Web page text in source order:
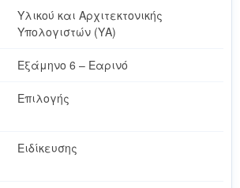
Υλικού και Αρχιτεκτονικής
Υπολογιστών (ΥΑ)
Εξάμηνο 6 – Εαρινό
Επιλογής
Ειδίκευσης